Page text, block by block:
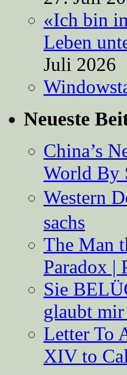
«Ich bin
Leben
Juli 2026
Neueste
China’s
World By
Western
sachs
The Man
Paradox |
Sie
glaubt
Letter To
XIV to